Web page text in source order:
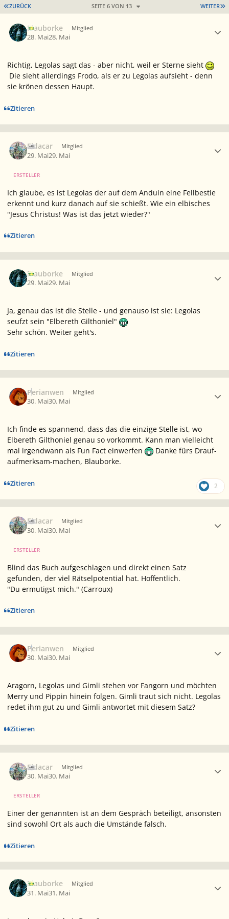
ERSTE SEITE
ZURÜCK WEITER
SEITE 6 VON 13
Blauborke Mitglied
28. Mai28. Mai
Richtig, Legolas sagt das - aber nicht, weil er Sterne sieht
Die sieht allerdings Frodo, als er zu Legolas aufsieht - denn
sie krönen dessen Haupt.
Zitieren
Eldacar Mitglied
29. Mai29. Mai
ERSTELLER
Ich glaube, es ist Legolas der auf dem Anduin eine Fellbestie
erkennt und kurz danach auf sie schießt. Wie ein elbisches
"Jesus Christus! Was ist das jetzt wieder?"
Zitieren
Blauborke Mitglied
29. Mai29. Mai
Ja, genau das ist die Stelle - und genauso ist sie: Legolas
seufzt sein "Elbereth Gilthoniel"
Sehr schön. Weiter geht's.
Zitieren
Perianwen Mitglied
30. Mai30. Mai
Ich finde es spannend, dass das die einzige Stelle ist, wo
Elbereth Gilthoniel genau so vorkommt. Kann man vielleicht
mal irgendwann als Fun Fact einwerfen
Danke fürs Drauf-
aufmerksam-machen, Blauborke.
Zitieren 2
Eldacar Mitglied
30. Mai30. Mai
ERSTELLER
Blind das Buch aufgeschlagen und direkt einen Satz
gefunden, der viel Rätselpotential hat. Hoffentlich.
"Du ermutigst mich." (Carroux)
Zitieren
Perianwen Mitglied
30. Mai30. Mai
Aragorn, Legolas und Gimli stehen vor Fangorn und möchten
Merry und Pippin hinein folgen. Gimli traut sich nicht. Legolas
redet ihm gut zu und Gimli antwortet mit diesem Satz?
Zitieren
Eldacar Mitglied
30. Mai30. Mai
ERSTELLER
Einer der genannten ist an dem Gespräch beteiligt, ansonsten
sind sowohl Ort als auch die Umstände falsch.
Zitieren
Blauborke Mitglied
31. Mai31. Mai